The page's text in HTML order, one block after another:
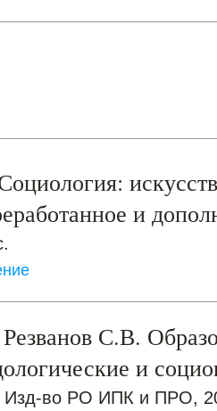
и
С.В.
и
Изд-во РО ИПК и ПРО,